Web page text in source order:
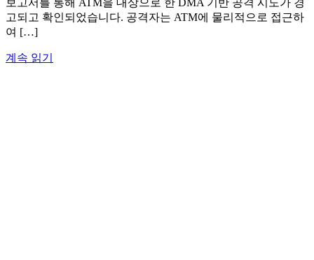
고되고 확인되었습니다. 공격자는 ATM에 물리적으로 접근하
여 […]
계속 읽기